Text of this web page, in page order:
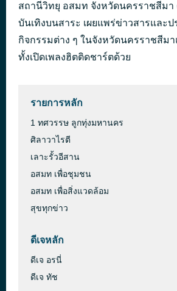
สถานีวิทยุ อสมท จังหวัดนครราชสีมา
บันเทิงบนสาระ เผยแพร่ข่าวสารและ
กิจกรรมต่าง ๆ ในจังหวัดนครราชสีมา
ทั้งเปิดเพลงฮิตติดชาร์ตด้วย
รายการหลัก
1 ทศวรรษ ลูกทุ่งมหานคร
ศิลาวาไรตี
เลาะรั้วอีสาน
อสมท เพื่อชุมชน
อสมท เพื่อสิ่งแวดล้อม
สุขทุกข่าว
ดีเจหลัก
ดีเจ อรนี่
ดีเจ ทัช